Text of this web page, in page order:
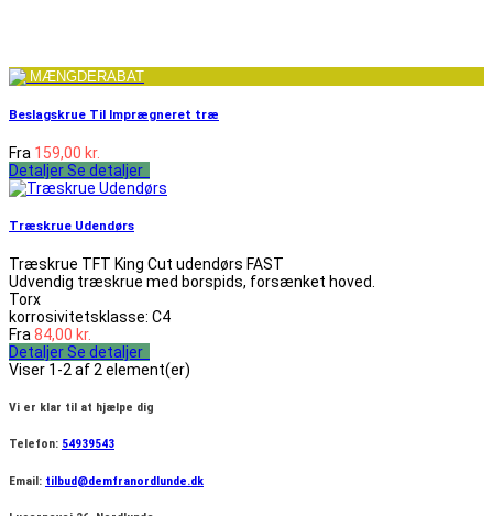
MÆNGDERABAT
Beslagskrue Til Imprægneret træ
Fra 159,00 kr.
Detaljer Se detaljer
Træskrue Udendørs
Træskrue TFT King Cut udendørs FAST
Udvendig træskrue med borspids, forsænket hoved.
Torx
korrosivitetsklasse: C4
Fra 84,00 kr.
Detaljer Se detaljer
Viser 1-2 af 2 element(er)
Vi er klar til at hjælpe dig
Telefon: 54939543
Email: tilbud@demfranordlunde.dk